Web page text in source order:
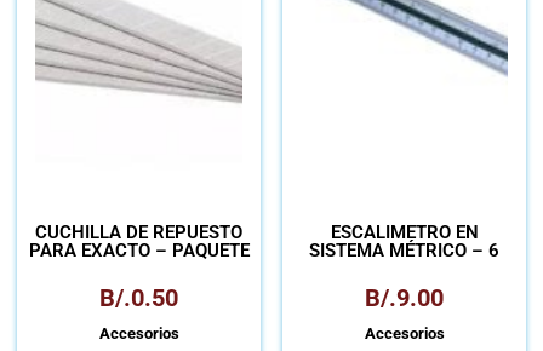
CUCHILLA DE REPUESTO
PARA EXACTO – PAQUETE
B/.0.50
Accesorios
ESCALÍMETRO EN
SISTEMA MÉTRICO – 6
B/.9.00
Accesorios